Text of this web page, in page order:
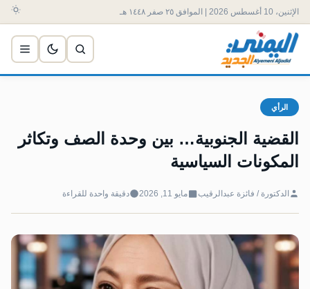
الإثنين، 10 أغسطس 2026 | الموافق ٢٥ صفر ١٤٤٨ هـ
الرأي
القضية الجنوبية… بين وحدة الصف وتكاثر
المكونات السياسية
الدكتورة / فائزة عبدالرقيب مايو 11, 2026 دقيقة واحدة للقراءة